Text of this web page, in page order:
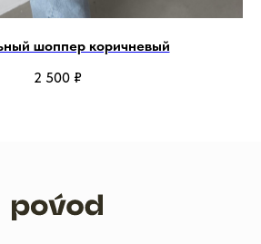
шоппер коричневый
2 500 ₽